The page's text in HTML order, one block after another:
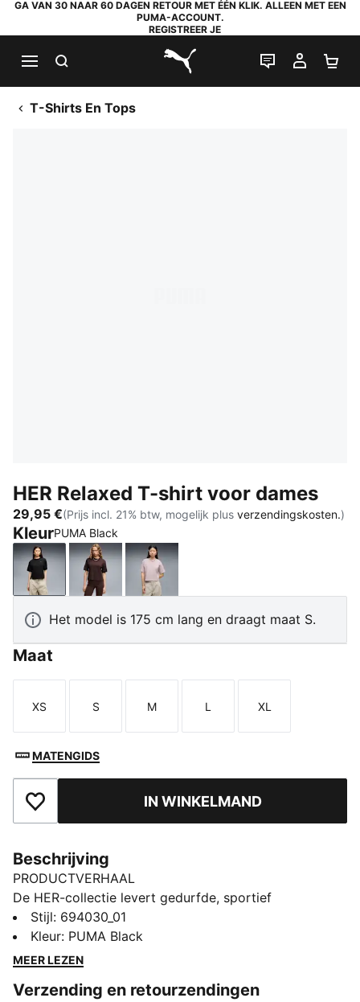
GA VAN 30 NAAR 60 DAGEN RETOUR MET ÉÉN KLIK. ALLEEN MET EEN
PUMA-ACCOUNT.
REGISTREER JE
PUMA.com
LIVE CHAT
MIJN
T-Shirts En Tops
HER Relaxed T-shirt voor dames
29,95 €(Prijs incl. 21% btw, mogelijk plus verzendingskosten.)
KleurPUMA Black
PUMA BlackChocolate Fondue
Misty Pink
Het model is 175 cm lang en draagt maat S.
Maat
Maat
XS
Maat
S
Maat
M
Maat
L
Maat
XL
MATENGIDS
Toegevoegd aan favorietenIN WINKELMAND
Beschrijving
PRODUCTVERHAAL
De HER-collectie levert gedurfde, sportief
geïnspireerde looks met moeiteloze alledaagse
elegantie. Dit T-shirt heeft geribde details en een
ontspannen pasvorm om vrij en gemakkelijk te
ALLE INS EN OUTS
Stijl: 694030_01
Kleur: PUMA Black
MEER LEZEN
Verzending en retourzendingen